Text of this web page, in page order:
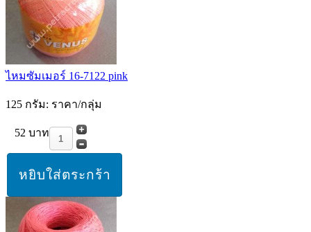
ไหมซัมเมอร์ 16-7122 pink
125 กรัม: ราคา/กลุ่ม
52 บาท